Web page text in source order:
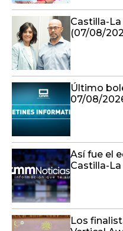
Castilla-
(07/08/
Último
07/08/
Así fue el
Castilla-
Los